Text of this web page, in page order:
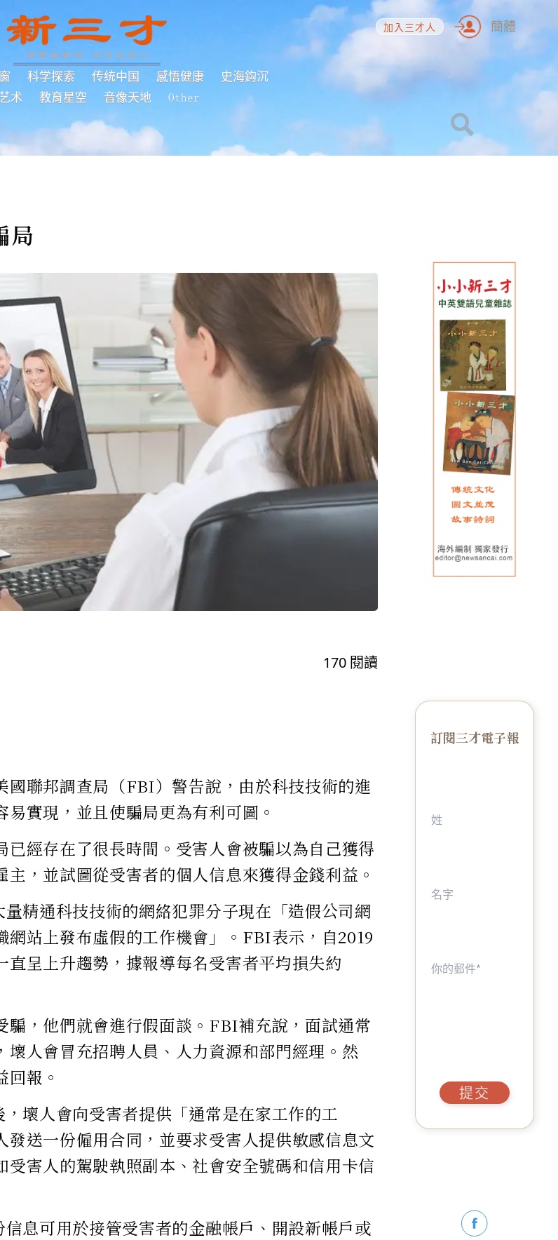
科学探索 传统中国 感悟健康
史海鈎沉
术
教育星空 音像天地 Other
加入三才人 簡體
局
170 閱讀
國聯邦調查局（FBI）警告說，由於科技技術的進
易實現，並且使騙局更為有利可圖。
已經存在了很長時間。受害人會被騙以為自己獲得
主，並試圖從受害者的個人信息來獲得金錢利益。
精通科技技術的網絡犯罪分子現在「造假公司網
網站上發布虛假的工作機會」。FBI表示，自2019
直呈上升趨勢，據報導每名受害者平均損失約
騙，他們就會進行假面談。FBI補充說，面試通常
壞人會冒充招聘人員、人力資源和部門經理。然
報。
壞人會向受害者提供「通常是在家工作的工
發送一份僱用合同，並要求受害人提供敏感信息文
受害人的駕駛執照副本、社會安全號碼和信用卡信
息可用於接管受害者的金融帳戶、開設新帳戶或
訂閱三才電子報
提交